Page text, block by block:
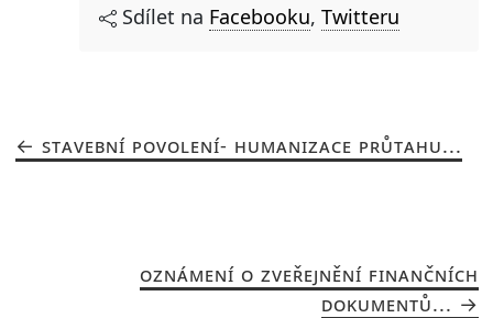
Sdílet na Facebooku, Twitteru
STAVEBNÍ POVOLENÍ- HUMANIZACE PRŮTAHU...
OZNÁMENÍ O ZVEŘEJNĚNÍ FINANČNÍCH
DOKUMENTŮ...